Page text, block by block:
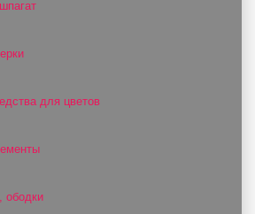
для цветов
ободки